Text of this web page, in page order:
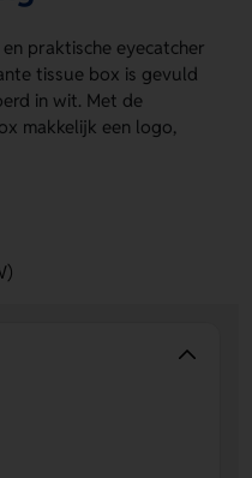
praktische eyecatcher
tissue box is gevuld
in wit. Met de
makkelijk een logo,
Folie Druk is ideaal
Box Folie Druk
voor maximale